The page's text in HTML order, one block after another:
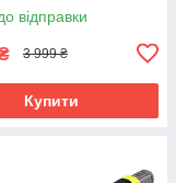
відправки
3 999 ₴
Купити